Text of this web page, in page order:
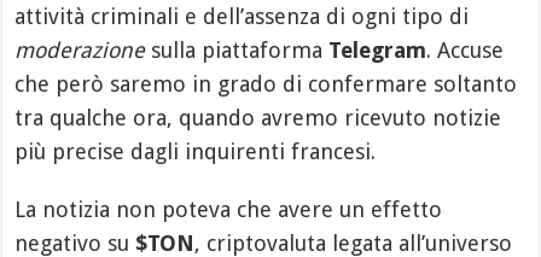
attività criminali e dell’assenza di ogni tipo di
moderazionesulla piattaforma Telegram. Accuse
che però saremo in grado di confermare soltanto
tra qualche ora, quando avremo ricevuto notizie
più precise dagli inquirenti francesi.
La notizia non poteva che avere un effetto
negativo su $TON, criptovaluta legata all’universo